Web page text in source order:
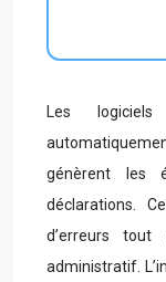
Les logiciels
génèrent les
déclarations.
d’erreurs
administratif.